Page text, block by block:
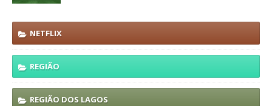
NETFLIX
REGIÃO
REGIÃO DOS LAGOS